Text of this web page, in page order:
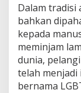
Dalam tradisi
bahkan
kepada
meminjam
dunia,
telah
bernama